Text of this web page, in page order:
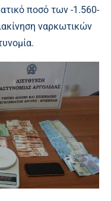
ποσό των -1.560-
ναρκωτικών